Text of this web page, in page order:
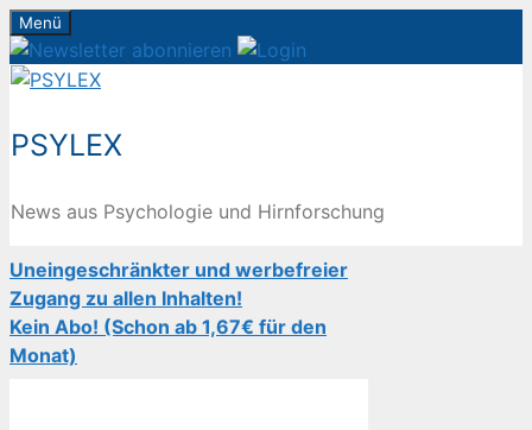
Zum
Inhalt
springen
Menü
PSYLEX
News aus Psychologie und Hirnforschung
Uneingeschränkter und werbefreier
Zugang zu allen Inhalten!
Kein Abo! (Schon ab 1,67€ für den
Monat)